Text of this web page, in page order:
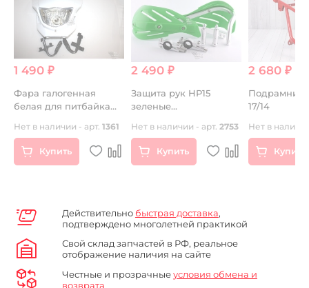
1 490 ₽
Фара галогенная
белая для питбайка
Нет в наличии - арт. 1361
Купить
2 490 ₽
Защита рук HP15
зеленые
Нет в наличии - арт. 2753
Купить
2 680 ₽
Подрамник
17/14
Нет в
Купить
Действительно быстрая доставка,
подтверждено многолетней практикой
Свой склад запчастей в РФ, реальное
отображение наличия на сайте
Честные и прозрачныеусловия обмена и
возврата